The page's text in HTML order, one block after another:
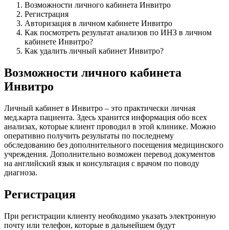
Возможности личного кабинета Инвитро
Регистрация
Авторизация в личном кабинете Инвитро
Как посмотреть результат анализов по ИНЗ в личном
кабинете Инвитро?
Как удалить личный кабинет Инвитро?
Возможности личного кабинета
Инвитро
Личный кабинет в Инвитро – это практически личная
мед.карта пациента. Здесь хранится информация обо всех
анализах, которые клиент проводил в этой клинике. Можно
оперативно получить результаты по последнему
обследованию без дополнительного посещения медицинского
учреждения. Дополнительно возможен перевод документов
на английский язык и консультация с врачом по поводу
диагноза.
Регистрация
При регистрации клиенту необходимо указать электронную
почту или телефон, которые в дальнейшем будут